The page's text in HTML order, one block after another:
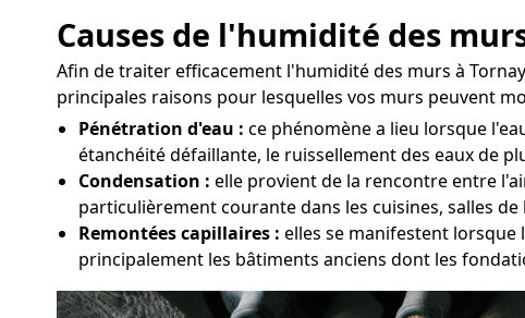
Causes de l'humidité des
Afin de traiter efficacement l'humidité des murs à
principales raisons pour lesquelles vos murs peuvent
Pénétration d'eau : ce phénomène a lieu lorsque
étanchéité défaillante, le ruissellement des eaux de
Condensation : elle provient de la rencontre entre
particulièrement courante dans les cuisines, salles
Remontées capillaires : elles se manifestent lorsque
principalement les bâtiments anciens dont les